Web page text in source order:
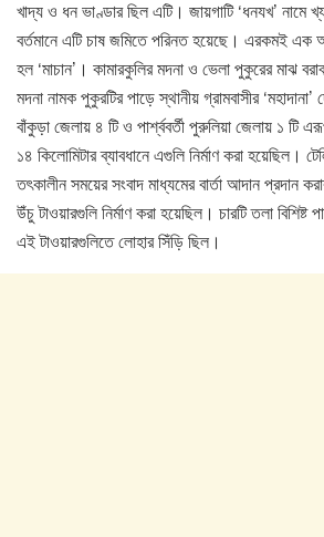
খাদ্য ও ধন ভাণ্ডার ছিল এটি। জায়গাটি ‘ধনযখ’ নামে
বর্তমানে এটি চাষ জমিতে পরিনত হয়েছে। এরকমই এক
হল ‘মাচান’। কামারকুলির মদনা ও ভেলা পুকুরের মাঝ
মদনা নামক পুকুরটির পাড়ে স্থানীয় গ্রামবাসীর
বাঁকুড়া জেলায় ৪ টি ও পার্শ্ববর্তী পুরুলিয়া জেলায় ১ টি
১৪ কিলোমিটার ব্যাবধানে এগুলি নির্মাণ করা হয়েছিল।
তৎকালীন সময়ের সংবাদ মাধ্যমের বার্তা আদান
উঁচু টাওয়ারগুলি নির্মাণ করা হয়েছিল। চারটি তলা বিশিষ্ট
এই টাওয়ারগুলিতে লোহার সিঁড়ি ছিল।